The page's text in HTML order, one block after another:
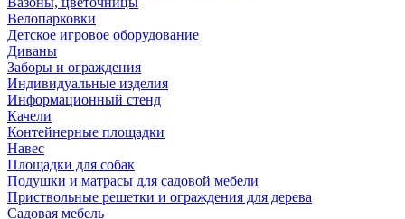
Велопарковки
Детское игровое оборудование
Диваны
Заборы и ограждения
Индивидуальные изделия
Информационный стенд
Качели
Контейнерные площадки
Навес
Площадки для собак
Подушки и матрасы для садовой мебели
Приствольные решетки и ограждения для дерева
Садовая мебель